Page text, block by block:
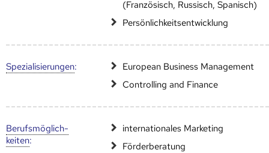
(Französisch, Russisch, Spanisch)
Persönlichkeitsentwicklung
Speziali­sierungen:
European Business Management
Controlling and Finance
Berufs­möglich­
keiten:
internationales Marketing
Förderberatung